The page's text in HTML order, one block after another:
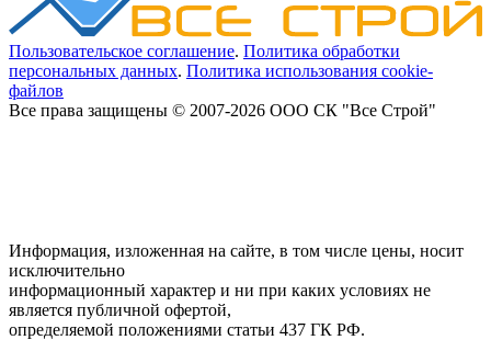
Пользовательское соглашение. Политика обработки
персональных данных. Политика использования cookie-
файлов
Все права защищены © 2007-2026 ООО СК "Все Строй"
Информация, изложенная на сайте, в том числе цены, носит
исключительно
информационный характер и ни при каких условиях не
является публичной офертой,
определяемой положениями статьи 437 ГК РФ.